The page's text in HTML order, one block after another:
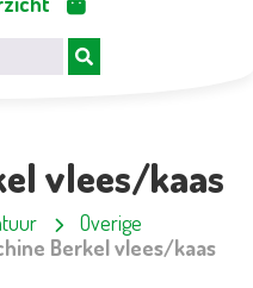
vlees/kaas
Overige
Berkel vlees/kaas